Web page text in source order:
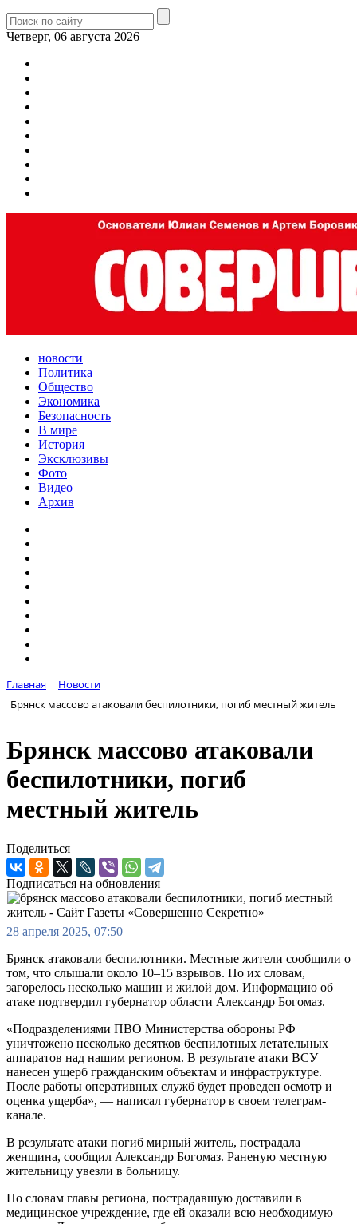
Четверг, 06 августа 2026
новости
Политика
Общество
Экономика
Безопасность
В мире
История
Эксклюзивы
Фото
Видео
Архив
Главная
Новости
Брянск массово атаковали беспилотники, погиб местный житель
Брянск массово атаковали
беспилотники, погиб
местный житель
Поделиться
Подписаться на обновления
28 апреля 2025, 07:50
Брянск атаковали беспилотники. Местные жители сообщили о
том, что слышали около 10–15 взрывов. По их словам,
загорелось несколько машин и жилой дом. Информацию об
атаке подтвердил губернатор области Александр Богомаз.
«Подразделениями ПВО Министерства обороны РФ
уничтожено несколько десятков беспилотных летательных
аппаратов над нашим регионом. В результате атаки ВСУ
нанесен ущерб гражданским объектам и инфраструктуре.
После работы оперативных служб будет проведен осмотр и
оценка ущерба», — написал губернатор в своем телеграм-
канале.
В результате атаки погиб мирный житель, пострадала
женщина, сообщил Александр Богомаз. Раненую местную
жительницу увезли в больницу.
По словам главы региона, пострадавшую доставили в
медицинское учреждение, где ей оказали всю необходимую